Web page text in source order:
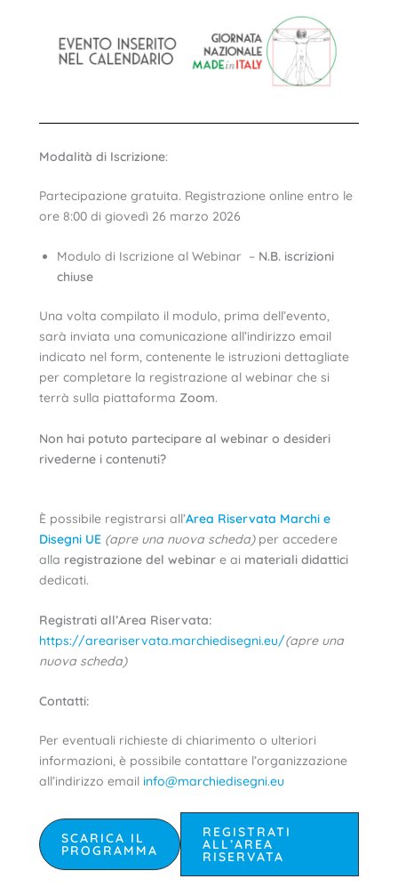
Modalità di Iscrizione:
Partecipazione gratuita. Registrazione online entro le
ore 8:00 di giovedì 26 marzo 2026
Modulo di Iscrizione al Webinar – N.B. iscrizioni
chiuse
Una volta compilato il modulo, prima dell’evento,
sarà inviata una comunicazione all’indirizzo email
indicato nel form, contenente le istruzioni dettagliate
per completare la registrazione al webinar che si
terrà sulla piattaforma Zoom.
Non hai potuto partecipare al webinar o desideri
rivederne i contenuti?
È possibile registrarsi all’Area Riservata Marchi e
Disegni UE (apre una nuova scheda)per accedere
alla registrazione del webinar e ai materiali didattici
dedicati.
Registrati all’Area Riservata:
https://areariservata.marchiedisegni.eu/(apre una
nuova scheda)
Contatti:
Per eventuali richieste di chiarimento o ulteriori
informazioni, è possibile contattare l’organizzazione
all’indirizzo email info@marchiedisegni.eu
SCARICA IL
PROGRAMMA
REGISTRATI
ALL’AREA
RISERVATA